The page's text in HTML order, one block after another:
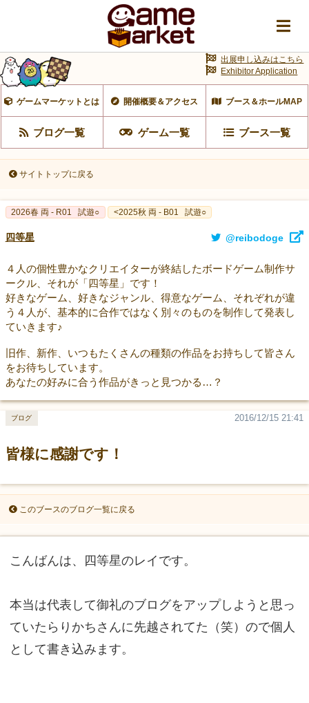
ゲームマーケットとは 開催概要＆アクセス ブース＆ホールMAP
ブログ一覧 ゲーム一覧 ブース一覧
出展申し込みはこちら
Exhibitor Application
サイトトップに戻る
2026春 両 - R01 試遊○ <2025秋 両 - B01 試遊○
四等星 @reibodoge
４人の個性豊かなクリエイターが終結したボードゲーム制作サ
ークル、それが「四等星」です！
好きなゲーム、好きなジャンル、得意なゲーム、それぞれが違
う４人が、基本的に合作ではなく別々のものを制作して発表し
ていきます♪
旧作、新作、いつもたくさんの種類の作品をお持ちして皆さん
をお待ちしています。
あなたの好みに合う作品がきっと見つかる…？
皆様に感謝です！
2016/12/15 21:41
ブログ
このブースのブログ一覧に戻る
こんばんは、四等星のレイです。
本当は代表して御礼のブログをアップしようと思っ
ていたらりかちさんに先越されてた（笑）ので個人
として書き込みます。